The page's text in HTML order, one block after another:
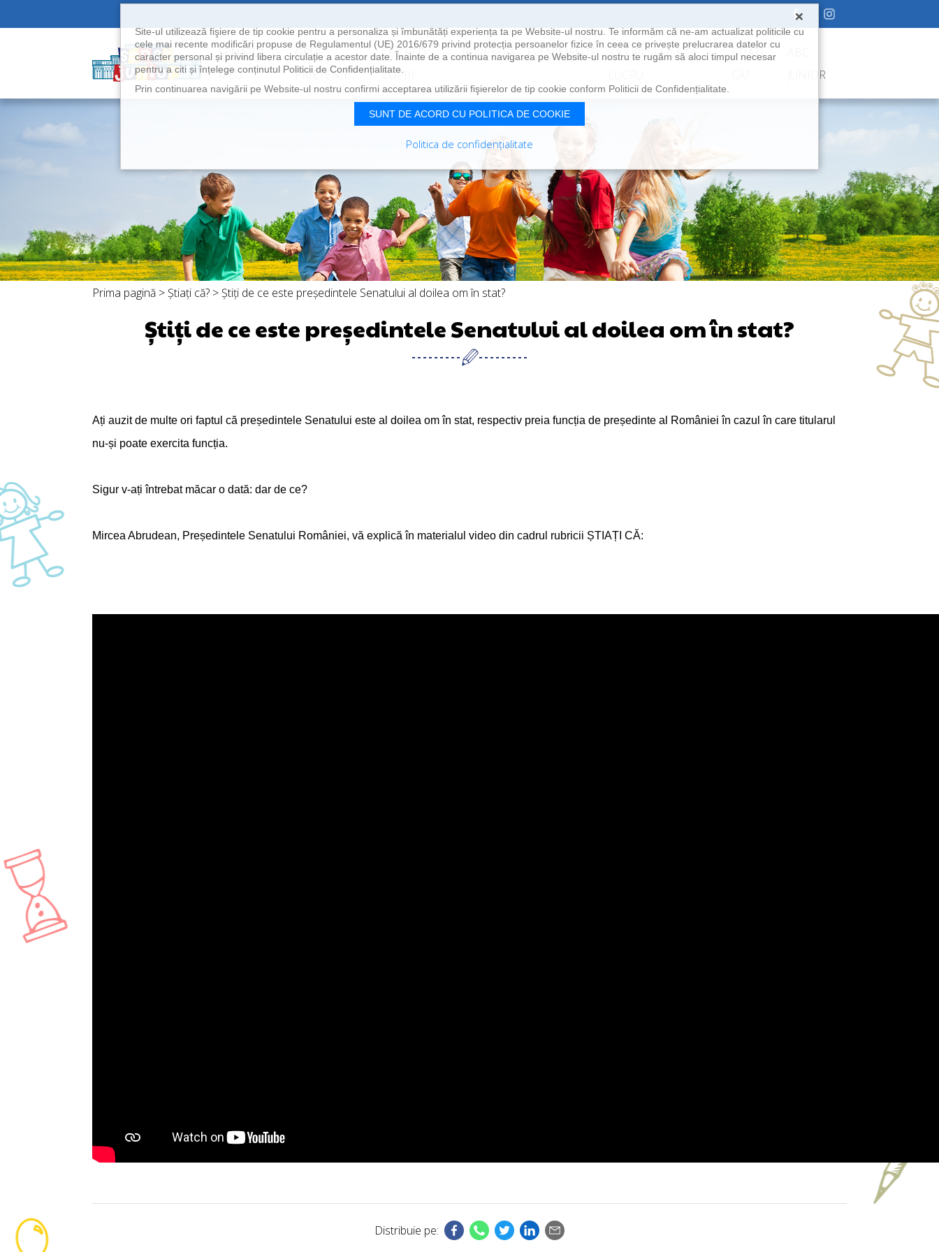
Skip to main content
SENATUL
MEU
GRUP
PRIETENIE
CE CRED
COPIII
POVESTEA EVENIMENTE
JOCURI ȘI FIȘE DE
ȘTIAȚI
JUNIOR
Prima pagină Știați că? Știți de ce este președintele Senatului al doilea om în stat?
Știți de ce este președintele Senatului al doilea om în stat?
Ați auzit de multe ori faptul că președintele Senatului este al doilea om în stat, respectiv preia funcția de președinte al României în cazul în care titularul
nu-și poate exercita funcția.
Sigur v-ați întrebat măcar o dată: dar de ce?
Mircea Abrudean, Președintele Senatului României, vă explică în materialul video din cadrul rubricii ȘTIAȚI CĂ:
Distribuie pe:
×
Site-ul utilizează fişiere de tip cookie pentru a personaliza și îmbunătăți experiența ta pe Website-ul nostru. Te informăm că ne-am actualizat politicile cu
cele mai recente modificări propuse de Regulamentul (UE) 2016/679 privind protecția persoanelor fizice în ceea ce privește prelucrarea datelor cu
caracter personal și privind libera circulație a acestor date. Înainte de a continua navigarea pe Website-ul nostru te rugăm să aloci timpul necesar
pentru a citi și înțelege conținutul Politicii de Confidențialitate.
Prin continuarea navigării pe Website-ul nostru confirmi acceptarea utilizării fişierelor de tip cookie conform Politicii de Confidențialitate.
SUNT DE ACORD CU POLITICA DE COOKIE
Politica de confidențialitate